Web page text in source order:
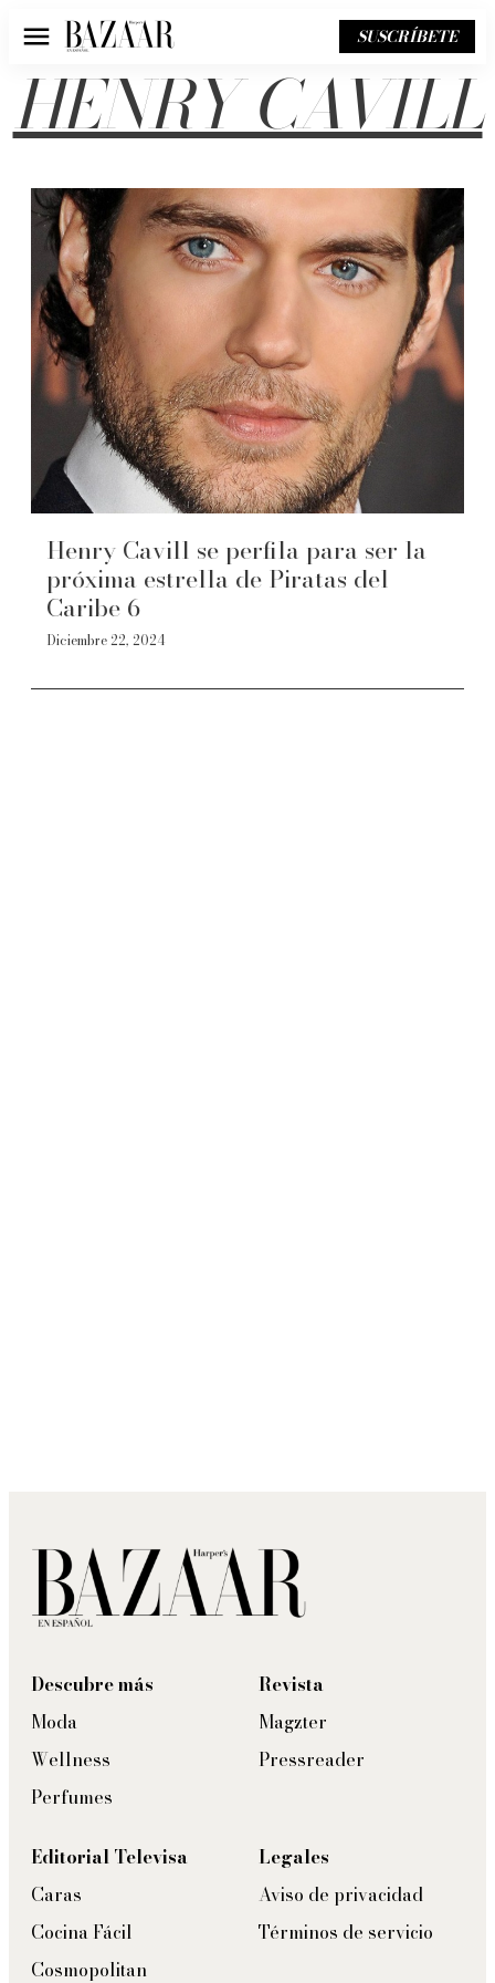
Menú SUSCRÍBETE
HENRY CAVILL
Henry Cavill se perfila para ser la
próxima estrella de Piratas del
Caribe 6
Diciembre 22, 2024
Descubre más
Moda
Wellness
Perfumes
Revista
Magzter
Pressreader
Editorial Televisa
Caras
Cocina Fácil
Cosmopolitan
Legales
Aviso de privacidad
Términos de servicio